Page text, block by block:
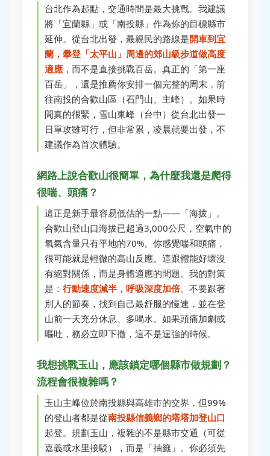
台北作為起點，交通時間是最大挑戰。我建議
將「宜蘭縣」或「南投縣」作為你的目標縣市
延伸。從台北出發，最親民的路線是開車到宜
蘭，攀登「太平山」周邊的郊山級步道做高度
適應 ，而不是直接挑戰百岳。真正的「第一座
百岳」，還是推薦你安排一個完整的周末，前
往南投的合歡山區（石門山、主峰）。如果時
間真的很緊，雪山東峰（台中）從台北出發一
日單攻雖可行，但非常累，凌晨就要出發，不
建議作為首次體驗。
網路上說合歡山很簡單，為什麼我還是爬得
很喘、頭痛？
這正是新手最容易低估的一點——「海拔」。
合歡山登山口海拔已超過3,000公尺，空氣中的
氧氣含量只有平地的70%。你感覺喘和頭痛，
很可能就是輕微的高山反應。這跟體能好壞沒
有絕對關係，而是身體適應的問題。我的對策
是： 行動速度減半，呼吸深度加倍。不要跟著
別人的節奏，找到自己最舒服的慢速，並在登
山前一天充分休息、多喝水。如果頭痛加劇或
嘔吐，務必立即下撤，這不是逞強的時候。
我想挑戰玉山，應該鎖定哪個縣市做規劃？
流程會很複雜嗎？
玉山主峰位於南投縣與高雄市的交界，但99%
的登山者都是從南投縣信義鄉的塔塔加登山口
起登。規劃玉山，複雜的不是縣市交通（可從
嘉義或水里接駁），而是「抽籤」。你必須先